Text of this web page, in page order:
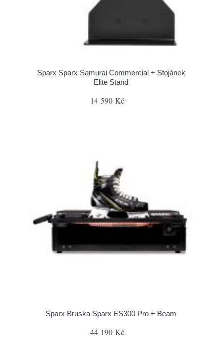
Sparx Sparx Samurai Commercial + Stojánek
Elite Stand
14 590 Kč
Sparx Bruska Sparx ES300 Pro + Beam
44 190 Kč